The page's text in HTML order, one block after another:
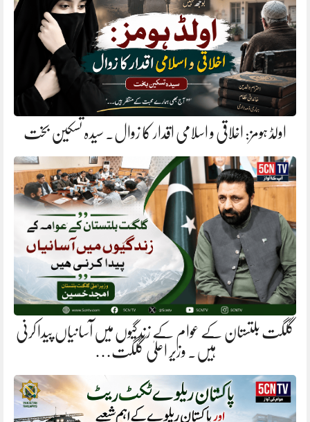
اولڈ ہومز: اخلاقی و اسلامی اقدار کا زوال. سیدہ تسکین بخت
گلگت بلتستان کے عوام کے زندگیوں میں آسانیاں پیدا کرنی
ہیں. وزیر اعلیٰ گلگت…